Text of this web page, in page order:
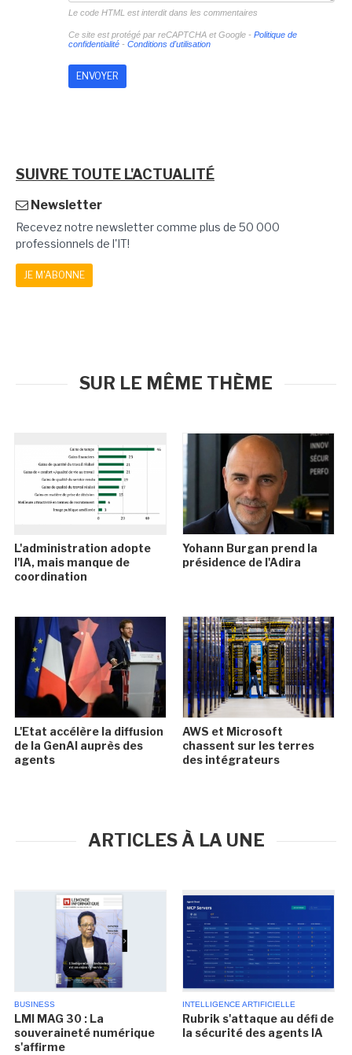
Le code HTML est interdit dans les commentaires
Ce site est protégé par reCAPTCHA et Google - Politique de
confidentialité- Conditions d'utilisation
SUIVRE TOUTE L'ACTUALITÉ
Newsletter
Recevez notre newsletter comme plus de 50 000
professionnels de l'IT!
JE M'ABONNE
SUR LE MÊME THÈME
L'administration adopte
l'IA, mais manque de
coordination
Yohann Burgan prend la
présidence de l'Adira
L'Etat accélère la diffusion
de la GenAI auprès des
agents
AWS et Microsoft
chassent sur les terres
des intégrateurs
ARTICLES À LA UNE
BUSINESS
LMI MAG 30 : La
souveraineté numérique
s'affirme
INTELLIGENCE ARTIFICIELLE
Rubrik s'attaque au défi de
la sécurité des agents IA